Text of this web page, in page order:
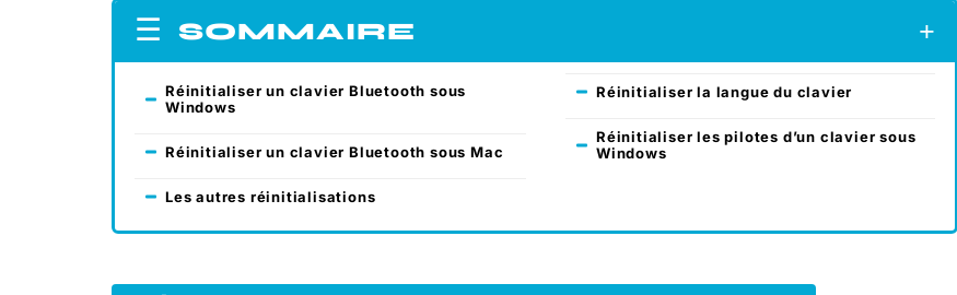
SOMMAIRE
Réinitialiser un clavier Bluetooth sous
Windows
Réinitialiser un clavier Bluetooth sous Mac
Les autres réinitialisations
Réinitialiser la langue du clavier
Réinitialiser les pilotes d’un clavier sous
Windows